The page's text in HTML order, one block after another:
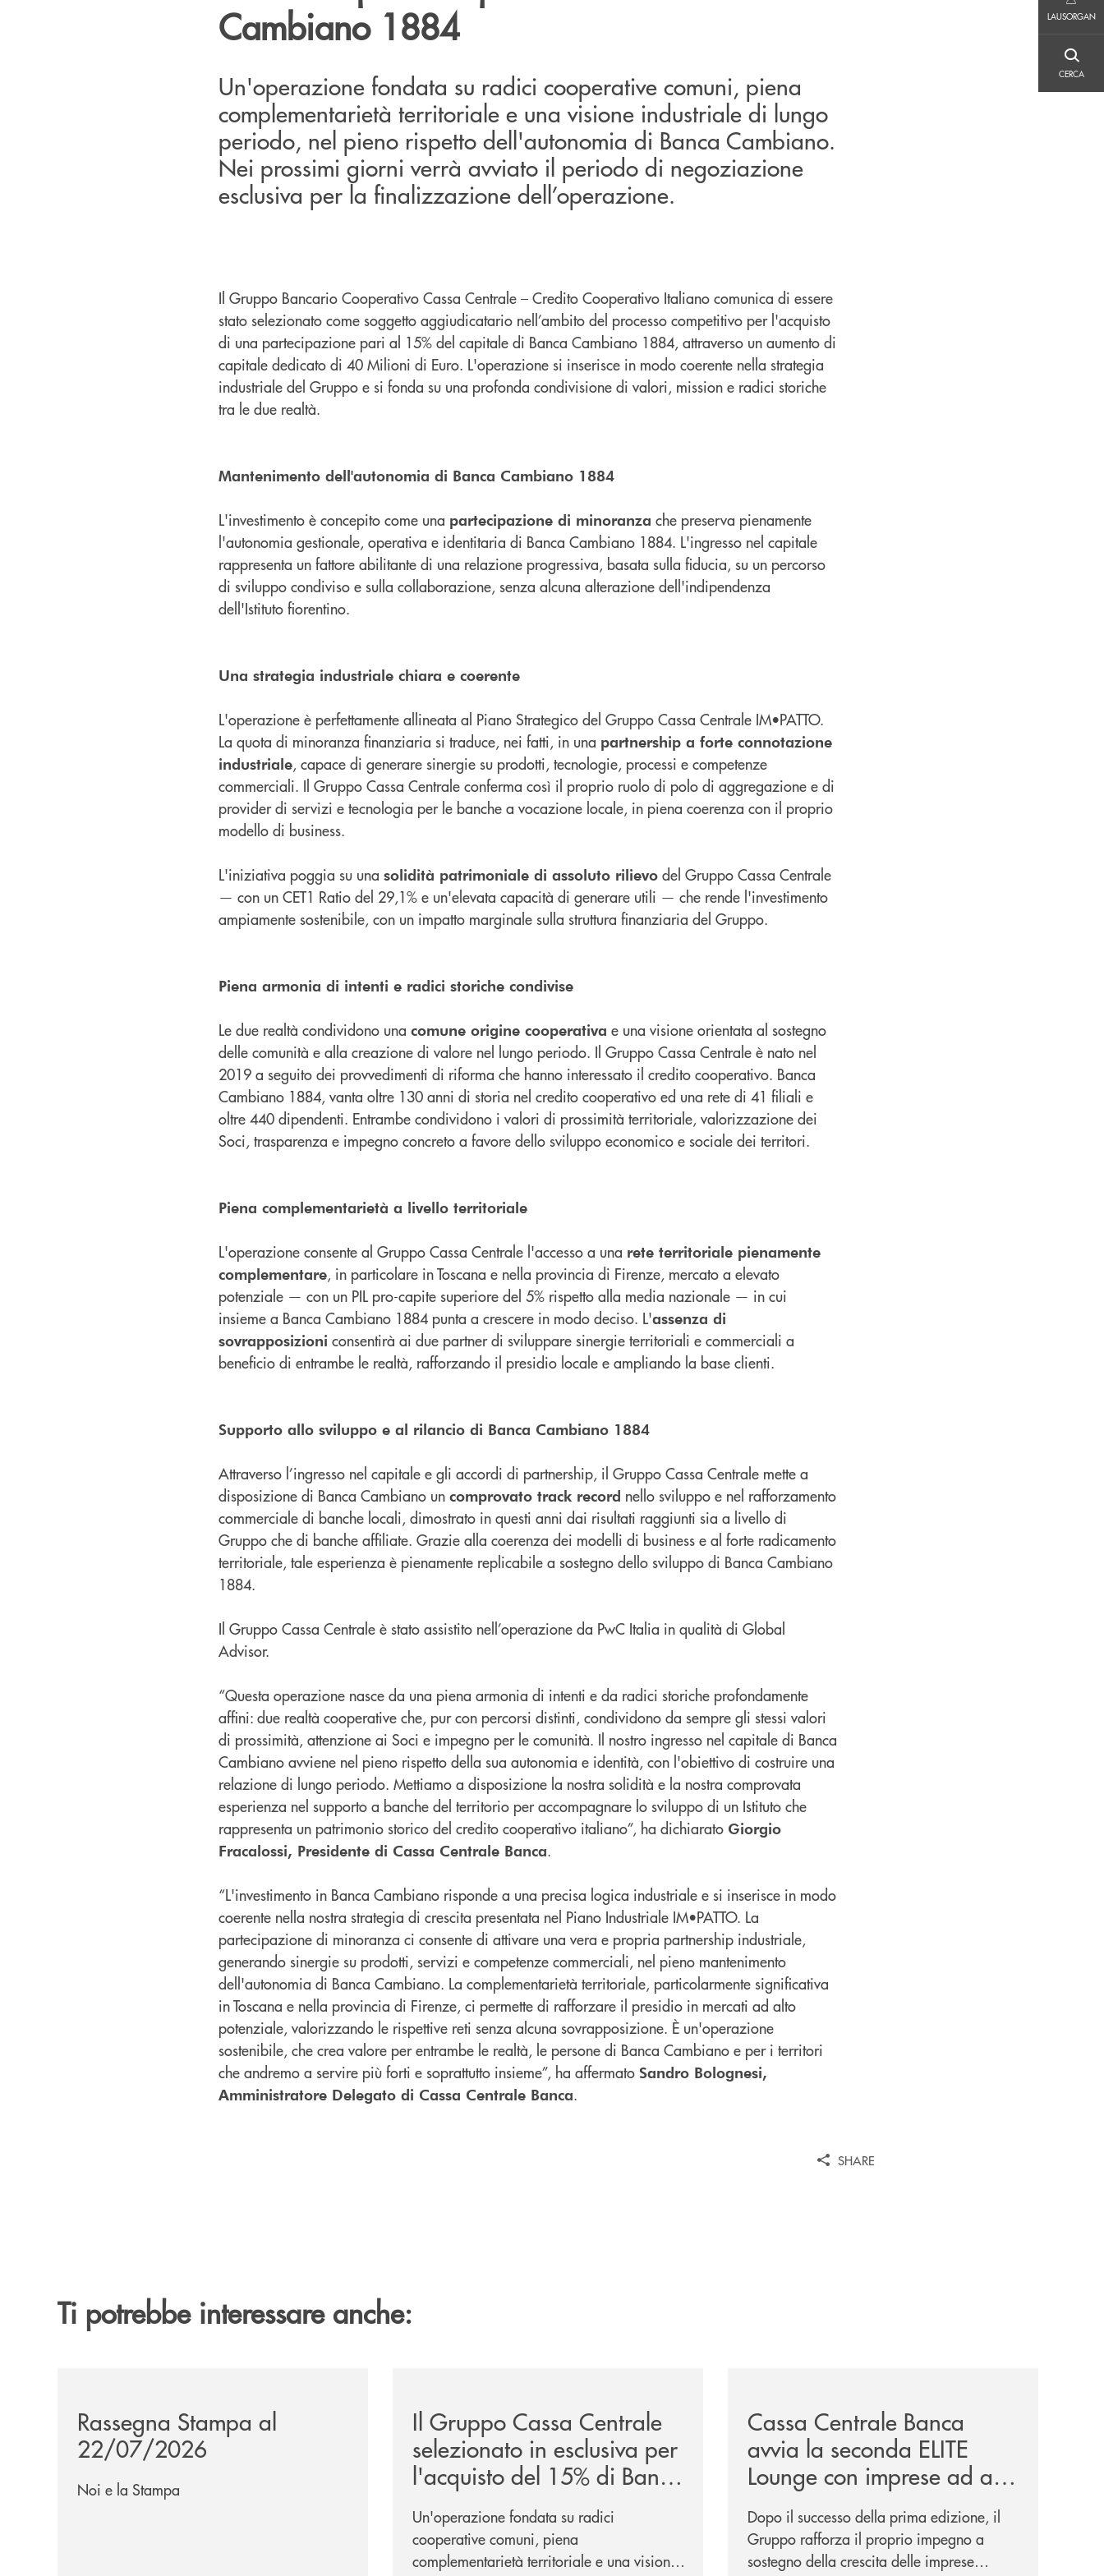
LAUSORGAN
CERCA
Cambiano 1884
Un'operazione fondata su radici cooperative comuni, piena
complementarietà territoriale e una visione industriale di lungo
periodo, nel pieno rispetto dell'autonomia di Banca Cambiano.
Nei prossimi giorni verrà avviato il periodo di negoziazione
esclusiva per la finalizzazione dell’operazione.
Il Gruppo Bancario Cooperativo Cassa Centrale – Credito Cooperativo Italiano comunica di essere
stato selezionato come soggetto aggiudicatario nell’ambito del processo competitivo per l'acquisto
di una partecipazione pari al 15% del capitale di Banca Cambiano 1884, attraverso un aumento di
capitale dedicato di 40 Milioni di Euro. L'operazione si inserisce in modo coerente nella strategia
industriale del Gruppo e si fonda su una profonda condivisione di valori, mission e radici storiche
tra le due realtà.
Mantenimento dell'autonomia di Banca Cambiano 1884
L'investimento è concepito come una partecipazione di minoranza che preserva pienamente
l'autonomia gestionale, operativa e identitaria di Banca Cambiano 1884. L'ingresso nel capitale
rappresenta un fattore abilitante di una relazione progressiva, basata sulla fiducia, su un percorso
di sviluppo condiviso e sulla collaborazione, senza alcuna alterazione dell'indipendenza
dell'Istituto fiorentino.
Una strategia industriale chiara e coerente
L'operazione è perfettamente allineata al Piano Strategico del Gruppo Cassa Centrale IM•PATTO.
La quota di minoranza finanziaria si traduce, nei fatti, in una partnership a forte connotazione
industriale, capace di generare sinergie su prodotti, tecnologie, processi e competenze
commerciali. Il Gruppo Cassa Centrale conferma così il proprio ruolo di polo di aggregazione e di
provider di servizi e tecnologia per le banche a vocazione locale, in piena coerenza con il proprio
modello di business.
L'iniziativa poggia su una solidità patrimoniale di assoluto rilievo del Gruppo Cassa Centrale
— con un CET1 Ratio del 29,1% e un'elevata capacità di generare utili — che rende l'investimento
ampiamente sostenibile, con un impatto marginale sulla struttura finanziaria del Gruppo.
Piena armonia di intenti e radici storiche condivise
Le due realtà condividono una comune origine cooperativa e una visione orientata al sostegno
delle comunità e alla creazione di valore nel lungo periodo. Il Gruppo Cassa Centrale è nato nel
2019 a seguito dei provvedimenti di riforma che hanno interessato il credito cooperativo. Banca
Cambiano 1884, vanta oltre 130 anni di storia nel credito cooperativo ed una rete di 41 filiali e
oltre 440 dipendenti. Entrambe condividono i valori di prossimità territoriale, valorizzazione dei
Soci, trasparenza e impegno concreto a favore dello sviluppo economico e sociale dei territori.
Piena complementarietà a livello territoriale
L'operazione consente al Gruppo Cassa Centrale l'accesso a una rete territoriale pienamente
complementare, in particolare in Toscana e nella provincia di Firenze, mercato a elevato
potenziale — con un PIL pro-capite superiore del 5% rispetto alla media nazionale — in cui
insieme a Banca Cambiano 1884 punta a crescere in modo deciso. L'assenza di
sovrapposizioni consentirà ai due partner di sviluppare sinergie territoriali e commerciali a
beneficio di entrambe le realtà, rafforzando il presidio locale e ampliando la base clienti.
Supporto allo sviluppo e al rilancio di Banca Cambiano 1884
Attraverso l’ingresso nel capitale e gli accordi di partnership, il Gruppo Cassa Centrale mette a
disposizione di Banca Cambiano un comprovato track record nello sviluppo e nel rafforzamento
commerciale di banche locali, dimostrato in questi anni dai risultati raggiunti sia a livello di
Gruppo che di banche affiliate. Grazie alla coerenza dei modelli di business e al forte radicamento
territoriale, tale esperienza è pienamente replicabile a sostegno dello sviluppo di Banca Cambiano
1884.
Il Gruppo Cassa Centrale è stato assistito nell’operazione da PwC Italia in qualità di Global
Advisor.
“Questa operazione nasce da una piena armonia di intenti e da radici storiche profondamente
affini: due realtà cooperative che, pur con percorsi distinti, condividono da sempre gli stessi valori
di prossimità, attenzione ai Soci e impegno per le comunità. Il nostro ingresso nel capitale di Banca
Cambiano avviene nel pieno rispetto della sua autonomia e identità, con l'obiettivo di costruire una
relazione di lungo periodo. Mettiamo a disposizione la nostra solidità e la nostra comprovata
esperienza nel supporto a banche del territorio per accompagnare lo sviluppo di un Istituto che
rappresenta un patrimonio storico del credito cooperativo italiano”, ha dichiarato Giorgio
Fracalossi, Presidente di Cassa Centrale Banca.
“L'investimento in Banca Cambiano risponde a una precisa logica industriale e si inserisce in modo
coerente nella nostra strategia di crescita presentata nel Piano Industriale IM•PATTO. La
partecipazione di minoranza ci consente di attivare una vera e propria partnership industriale,
generando sinergie su prodotti, servizi e competenze commerciali, nel pieno mantenimento
dell'autonomia di Banca Cambiano. La complementarietà territoriale, particolarmente significativa
in Toscana e nella provincia di Firenze, ci permette di rafforzare il presidio in mercati ad alto
potenziale, valorizzando le rispettive reti senza alcuna sovrapposizione. È un'operazione
sostenibile, che crea valore per entrambe le realtà, le persone di Banca Cambiano e per i territori
che andremo a servire più forti e soprattutto insieme”, ha affermato Sandro Bolognesi,
Amministratore Delegato di Cassa Centrale Banca.
SHARE
Ti potrebbe interessare anche:
Rassegna Stampa al
22/07/2026
Noi e la Stampa
Il Gruppo Cassa Centrale
selezionato in esclusiva per
l'acquisto del 15% di Banca
Cambiano 1884
Un'operazione fondata su radici
cooperative comuni, piena
complementarietà territoriale e una visione
Cassa Centrale Banca
avvia la seconda ELITE
Lounge con imprese ad alto
potenziale
Dopo il successo della prima edizione, il
Gruppo rafforza il proprio impegno a
sostegno della crescita delle imprese